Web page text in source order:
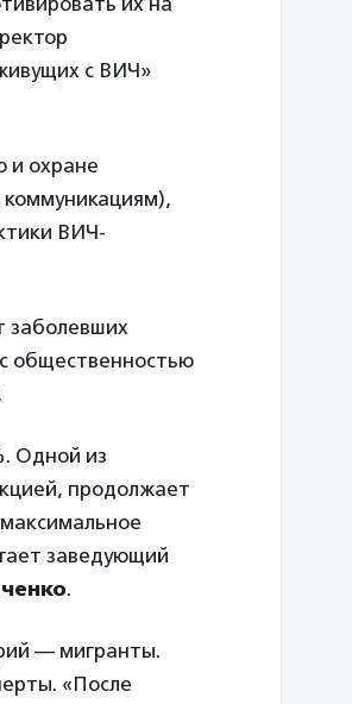
с ВИЧ»
и охране
коммуникациям),
ВИЧ-
заболевших
общественностью
.
Одной из
продолжает
заведующий
.
— мигранты.
«После